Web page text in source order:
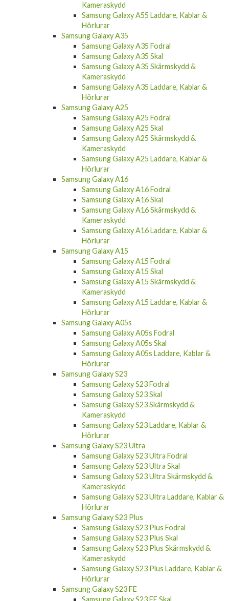
Kameraskydd
Samsung Galaxy A55 Laddare, Kablar &
Hörlurar
Samsung Galaxy A35
Samsung Galaxy A35 Fodral
Samsung Galaxy A35 Skal
Samsung Galaxy A35 Skärmskydd &
Kameraskydd
Samsung Galaxy A35 Laddare, Kablar &
Hörlurar
Samsung Galaxy A25
Samsung Galaxy A25 Fodral
Samsung Galaxy A25 Skal
Samsung Galaxy A25 Skärmskydd &
Kameraskydd
Samsung Galaxy A25 Laddare, Kablar &
Hörlurar
Samsung Galaxy A16
Samsung Galaxy A16 Fodral
Samsung Galaxy A16 Skal
Samsung Galaxy A16 Skärmskydd &
Kameraskydd
Samsung Galaxy A16 Laddare, Kablar &
Hörlurar
Samsung Galaxy A15
Samsung Galaxy A15 Fodral
Samsung Galaxy A15 Skal
Samsung Galaxy A15 Skärmskydd &
Kameraskydd
Samsung Galaxy A15 Laddare, Kablar &
Hörlurar
Samsung Galaxy A05s
Samsung Galaxy A05s Fodral
Samsung Galaxy A05s Skal
Samsung Galaxy A05s Laddare, Kablar &
Hörlurar
Samsung Galaxy S23
Samsung Galaxy S23 Fodral
Samsung Galaxy S23 Skal
Samsung Galaxy S23 Skärmskydd &
Kameraskydd
Samsung Galaxy S23 Laddare, Kablar &
Hörlurar
Samsung Galaxy S23 Ultra
Samsung Galaxy S23 Ultra Fodral
Samsung Galaxy S23 Ultra Skal
Samsung Galaxy S23 Ultra Skärmskydd &
Kameraskydd
Samsung Galaxy S23 Ultra Laddare, Kablar &
Hörlurar
Samsung Galaxy S23 Plus
Samsung Galaxy S23 Plus Fodral
Samsung Galaxy S23 Plus Skal
Samsung Galaxy S23 Plus Skärmskydd &
Kameraskydd
Samsung Galaxy S23 Plus Laddare, Kablar &
Hörlurar
Samsung Galaxy S23 FE